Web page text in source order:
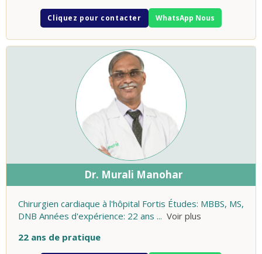
Cliquez pour contacter WhatsApp Nous
Dr. Murali Manohar
Chirurgien cardiaque à l'hôpital Fortis Études: MBBS, MS,
DNB Années d'expérience: 22 ans ... Voir plus
22 ans de pratique